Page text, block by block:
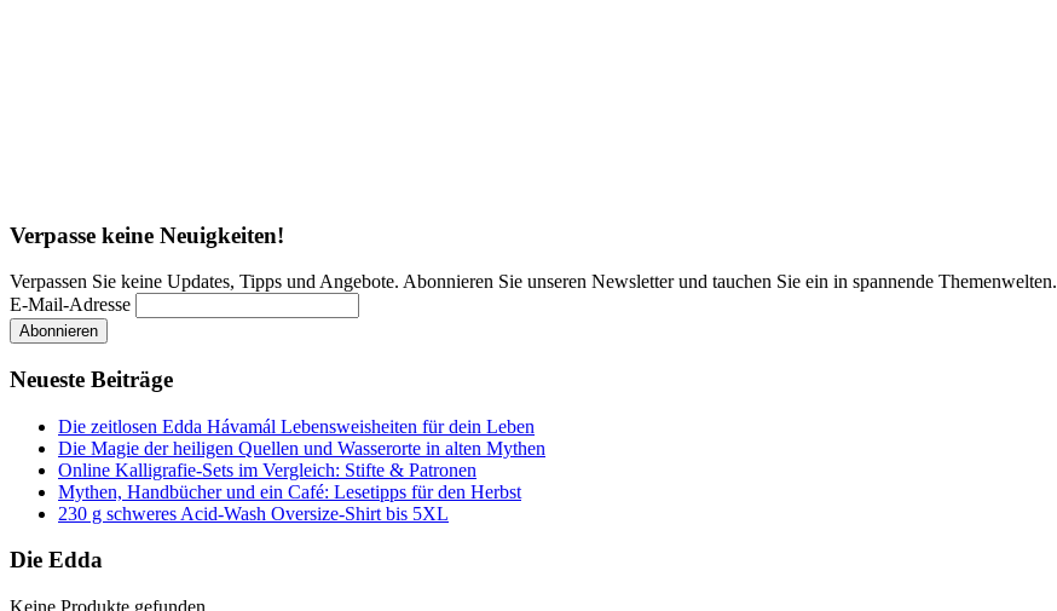
Verpasse keine Neuigkeiten!
Verpassen Sie keine Updates, Tipps und Angebote. Abonnieren Sie unseren Newsletter und tauchen Sie ein in spannende Themenwelten.
E-Mail-Adresse
Neueste Beiträge
Die zeitlosen Edda Hávamál Lebensweisheiten für dein Leben
Die Magie der heiligen Quellen und Wasserorte in alten Mythen
Online Kalligrafie‑Sets im Vergleich: Stifte & Patronen
Mythen, Handbücher und ein Café: Lesetipps für den Herbst
230 g schweres Acid-Wash Oversize-Shirt bis 5XL
Die Edda